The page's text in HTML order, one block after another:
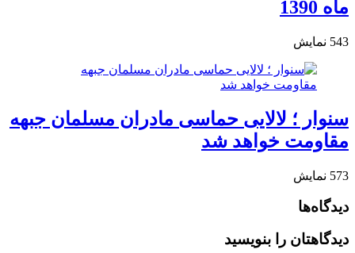
ماه 1390
543 نمایش
سنوار ؛ لالایی حماسی مادران مسلمان جبهه
مقاومت خواهد شد
573 نمایش
دیدگاه‌ها
دیدگاهتان را بنویسید